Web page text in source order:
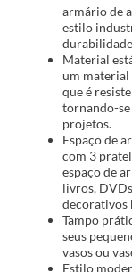
armário de
estilo
Material
um material
que é
tornando-se
projetos.
Espaço de
com 3
espaço de
livros,
decorativos
Tampo
seus
vasos ou
Estilo